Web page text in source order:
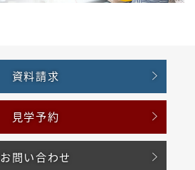
資料請求
見学予約
お問い合わせ